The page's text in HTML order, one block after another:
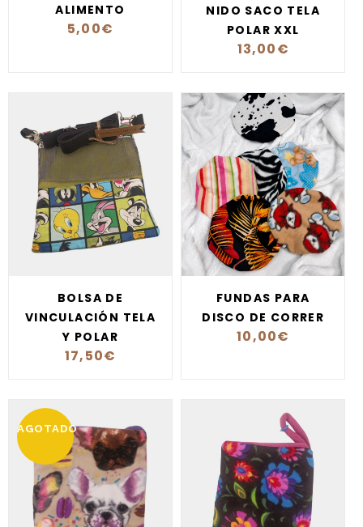
ALIMENTO
5,00€
NIDO SACO TELA
POLAR XXL
13,00€
BOLSA DE
VINCULACIÓN TELA
Y POLAR
17,50€
FUNDAS PARA
DISCO DE CORRER
10,00€
AGOTADO